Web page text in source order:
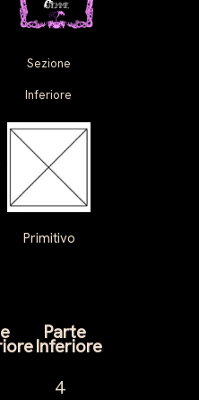
Sezione
Inferiore
Primitivo
Parte
Inferiore
4